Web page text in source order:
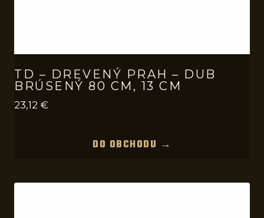
TD – DREVENÝ PRAH – DUB
BRÚSENÝ 80 CM, 13 CM
23,12 €
DO OBCHODU →